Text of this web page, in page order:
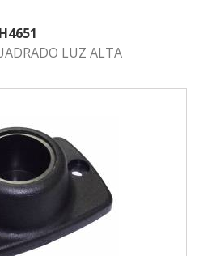
H4651
LUZ ALTA